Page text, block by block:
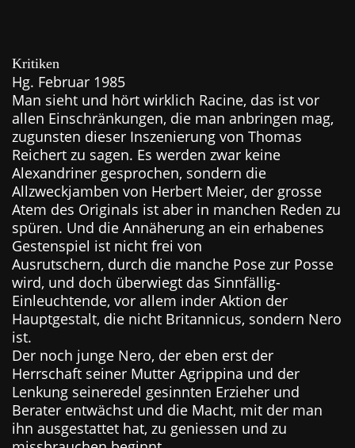
Kritiken
Hg. Februar 1985
Man sieht und hört wirklich Racine, das ist vor
allen Einschränkungen, die man anbringen mag,
zugunsten dieser Inszenierung von Thomas
Reichert zu sagen. Es werden zwar keine
Alexandriner gesprochen, sondern die
Allzweckjamben von Herbert Meier, der grosse
Atem des Originals ist aber in manchen Reden zu
spüren. Und die Annäherung an ein erhabenes
Gestenspiel ist nicht frei von
Ausrutschern, durch die manche Pose zur Posse
wird, und doch überwiegt das Sinnfällig-
Einleuchtende, vor allem inder Aktion der
Hauptgestalt, die nicht Britannicus, sondern Nero
ist.
Der noch junge Nero, der eben erst der
Herrschaft seiner Mutter Agrippina und der
Lenkung seineredel gesinnten Erzieher und
Berater entwächst und die Macht, mit der man
ihn ausgestattet hat, zu geniessen und zu